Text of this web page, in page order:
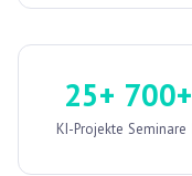
25+
KI-Projekte
700+
Seminare